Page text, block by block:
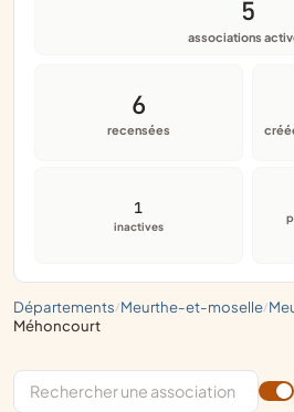
départements/ meurthe-et-moselle/
méhoncourt
5
associations
6
recensées
1
inactives